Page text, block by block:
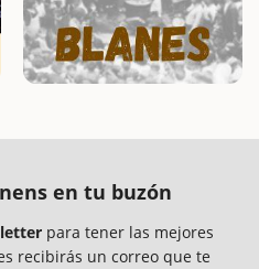
en tu buzón
para tener las mejores
recibirás un correo que te